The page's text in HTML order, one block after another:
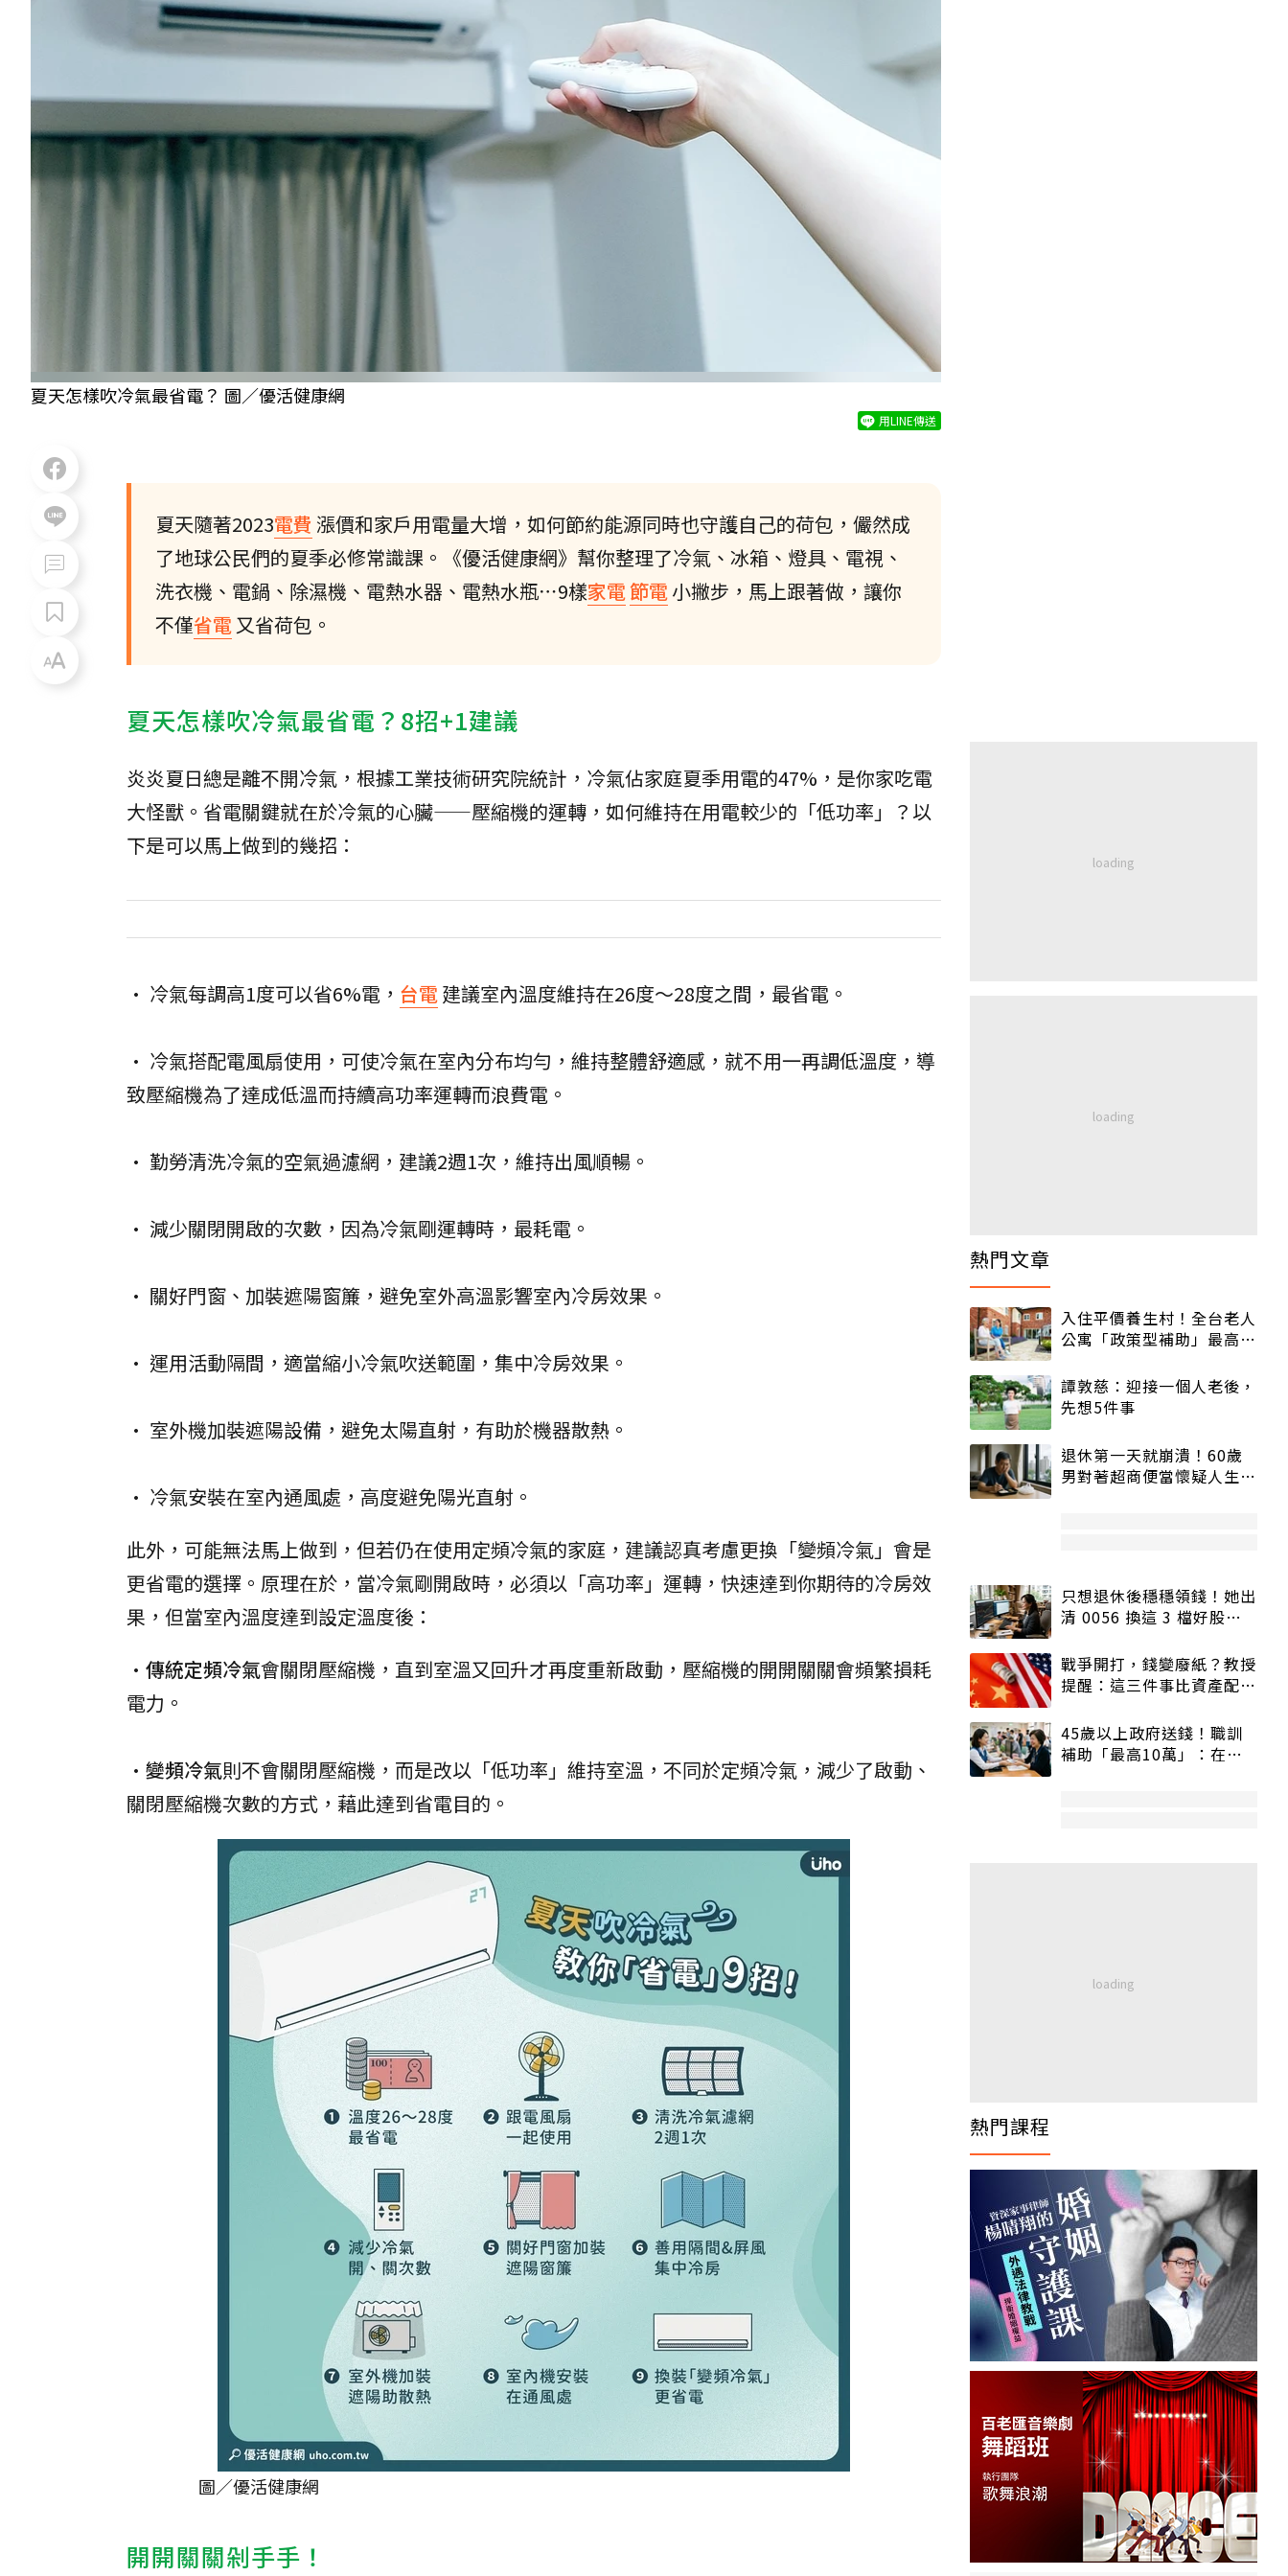
夏天怎樣吹冷氣最省電？ 圖／優活健康網
用LINE傳送
夏天隨著2023電費 漲價和家戶用電量大增，如何節約能源同時也守護自己的荷包，儼然成
了地球公民們的夏季必修常識課。《優活健康網》幫你整理了冷氣、冰箱、燈具、電視、
洗衣機、電鍋、除濕機、電熱水器、電熱水瓶⋯9樣家電節電小撇步，馬上跟著做，讓你
不僅省電又省荷包。
夏天怎樣吹冷氣最省電？8招+1建議
炎炎夏日總是離不開冷氣，根據工業技術研究院統計，冷氣佔家庭夏季用電的47%，是你家吃電
大怪獸。省電關鍵就在於冷氣的心臟——壓縮機的運轉，如何維持在用電較少的「低功率」？以
下是可以馬上做到的幾招：
• 冷氣每調高1度可以省6%電， 台電建議室內溫度維持在26度～28度之間，最省電。
• 冷氣搭配電風扇使用，可使冷氣在室內分布均勻，維持整體舒適感，就不用一再調低溫度，導
致壓縮機為了達成低溫而持續高功率運轉而浪費電。
• 勤勞清洗冷氣的空氣過濾網，建議2週1次，維持出風順暢。
• 減少關閉開啟的次數，因為冷氣剛運轉時，最耗電。
• 關好門窗、加裝遮陽窗簾，避免室外高溫影響室內冷房效果。
• 運用活動隔間，適當縮小冷氣吹送範圍，集中冷房效果。
• 室外機加裝遮陽設備，避免太陽直射，有助於機器散熱。
• 冷氣安裝在室內通風處，高度避免陽光直射。
此外，可能無法馬上做到，但若仍在使用定頻冷氣的家庭，建議認真考慮更換「變頻冷氣」會是
更省電的選擇。原理在於，當冷氣剛開啟時，必須以「高功率」運轉，快速達到你期待的冷房效
果，但當室內溫度達到設定溫度後：
• 傳統定頻冷氣會關閉壓縮機，直到室溫又回升才再度重新啟動，壓縮機的開開關關會頻繁損耗
電力。
• 變頻冷氣則不會關閉壓縮機，而是改以「低功率」維持室溫，不同於定頻冷氣，減少了啟動、
關閉壓縮機次數的方式，藉此達到省電目的。
圖／優活健康網
開開關關剁手手！
熱門文章
入住平價養生村！全台老人
公寓「政策型補助」最高打
譚敦慈：迎接一個人老後，
先想5件事
退休第一天就崩潰！60歲
男對著超商便當懷疑人生
只想退休後穩穩領錢！她出
清 0056 換這 3 檔好股：
戰爭開打，錢變廢紙？教授
提醒：這三件事比資產配置
45歲以上政府送錢！職訓
補助「最高10萬」：在
熱門課程